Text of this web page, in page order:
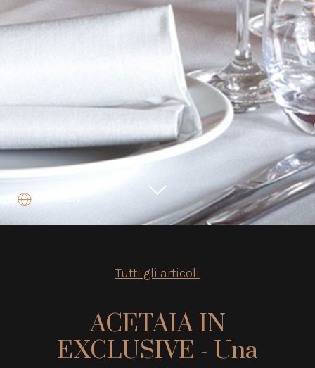
Tutti gli articoli
ACETAIA IN
EXCLUSIVE - Una